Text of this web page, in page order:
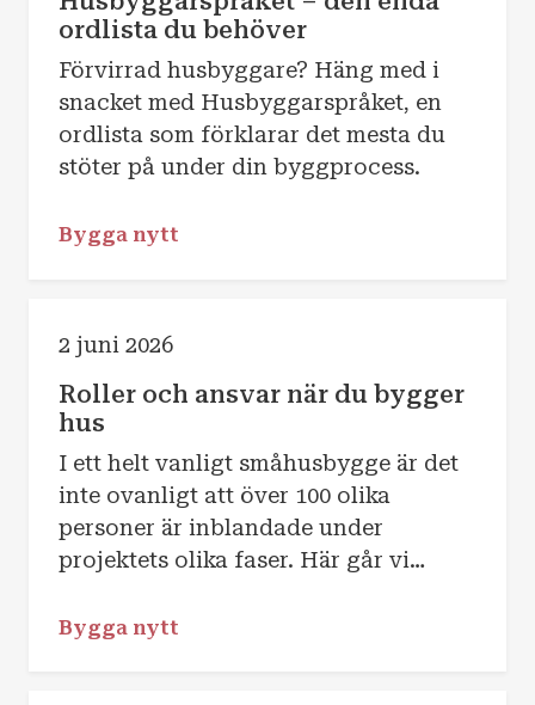
ordlista du behöver
Förvirrad husbyggare? Häng med i
snacket med Husbyggarspråket, en
ordlista som förklarar det mesta du
stöter på under din byggprocess.
Bygga nytt
2 juni 2026
Roller och ansvar när du bygger
hus
I ett helt vanligt småhusbygge är det
inte ovanligt att över 100 olika
personer är inblandade under
projektets olika faser. Här går vi
vilka ansvarsområden de har.
Bygga nytt